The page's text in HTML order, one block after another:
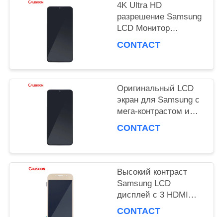
PRIVACY
4K Ultra HD
разрешение Samsung
LCD Монитор
Высочайшая
CONTACT
Оригинальный LCD
экран для Samsung с
мега-контрастом и
углом обзора 178
CONTACT
Высокий контраст
Samsung LCD
дисплей с 3 HDMI
портами OEM ODM
CONTACT